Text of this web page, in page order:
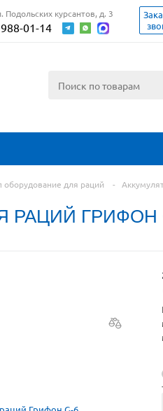
Подольских курсантов, д. 3
01-14
оборудование для раций -
РАЦИЙ ГРИФОН